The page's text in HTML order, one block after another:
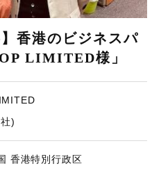
香港のビジネスパ
LIMITED様」
)
香港特別行政区